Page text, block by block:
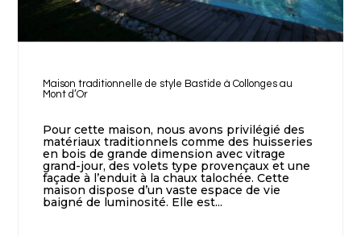
Maison traditionnelle de style Bastide à Collonges au
Mont d’Or
Pour cette maison, nous avons privilégié des
matériaux traditionnels comme des huisseries
en bois de grande dimension avec vitrage
grand-jour, des volets type provençaux et une
façade à l’enduit à la chaux talochée. Cette
maison dispose d’un vaste espace de vie
baigné de luminosité. Elle est...